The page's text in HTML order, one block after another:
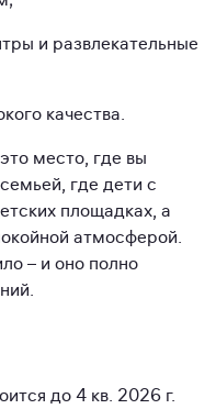
и развлекательные
качества.
место, где вы
где дети с
площадках, а
атмосферой.
– и оно полно
до 4 кв. 2026 г.